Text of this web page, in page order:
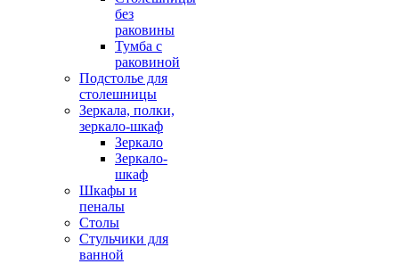
без
раковины
Тумба с
раковиной
Подстолье для
столешницы
Зеркала, полки,
зеркало-шкаф
Зеркало
Зеркало-
шкаф
Шкафы и
пеналы
Столы
Стульчики для
ванной